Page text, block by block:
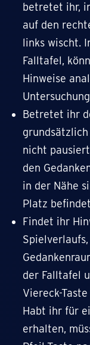
betretet ihr,
auf den
links wischt.
Falltafel,
Hinweise
Betretet ihr
grundsätzlich
nicht
den
in der Nähe
Platz
Findet ihr
der Falltafel
Viereck-
Habt ihr für
erhalten,